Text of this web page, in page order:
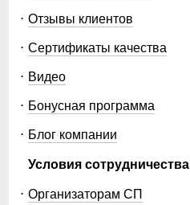
Отзывы клиентов
Сертификаты качества
Видео
Бонусная программа
Блог компании
Условия сотрудничества
Организаторам СП